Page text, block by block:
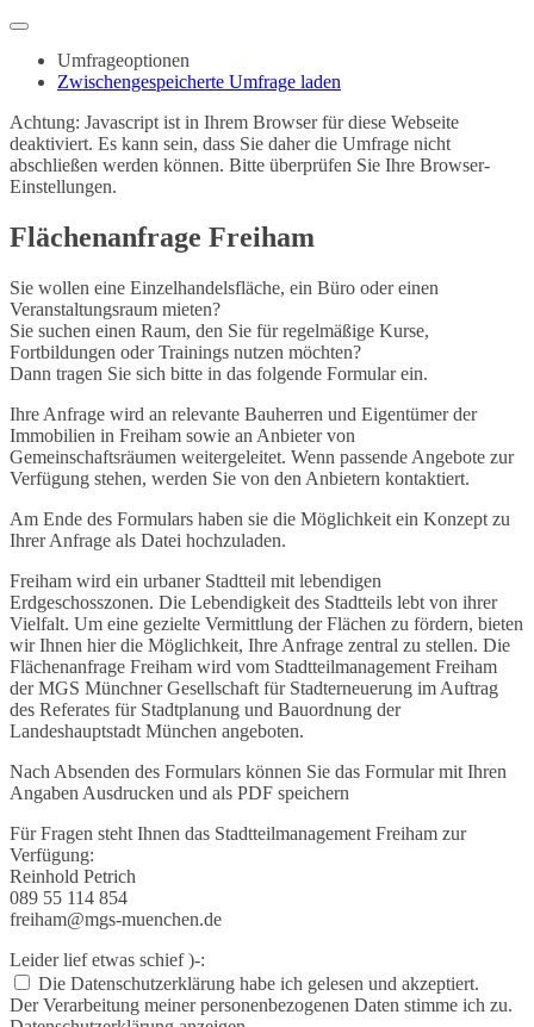
Umfrageoptionen
Zwischengespeicherte Umfrage laden
Achtung: Javascript ist in Ihrem Browser für diese Webseite
deaktiviert. Es kann sein, dass Sie daher die Umfrage nicht
abschließen werden können. Bitte überprüfen Sie Ihre Browser-
Einstellungen.
Flächenanfrage Freiham
Sie wollen eine Einzelhandelsfläche, ein Büro oder einen
Veranstaltungsraum mieten?
Sie suchen einen Raum, den Sie für regelmäßige Kurse,
Fortbildungen oder Trainings nutzen möchten?
Dann tragen Sie sich bitte in das folgende Formular ein.
Ihre Anfrage wird an relevante Bauherren und Eigentümer der
Immobilien in Freiham sowie an Anbieter von
Gemeinschaftsräumen weitergeleitet. Wenn passende Angebote zur
Verfügung stehen, werden Sie von den Anbietern kontaktiert.
Am Ende des Formulars haben sie die Möglichkeit ein Konzept zu
Ihrer Anfrage als Datei hochzuladen.
Freiham wird ein urbaner Stadtteil mit lebendigen
Erdgeschosszonen. Die Lebendigkeit des Stadtteils lebt von ihrer
Vielfalt. Um eine gezielte Vermittlung der Flächen zu fördern, bieten
wir Ihnen hier die Möglichkeit, Ihre Anfrage zentral zu stellen. Die
Flächenanfrage Freiham wird vom Stadtteilmanagement Freiham
der MGS Münchner Gesellschaft für Stadterneuerung im Auftrag
des Referates für Stadtplanung und Bauordnung der
Landeshauptstadt München angeboten.
Nach Absenden des Formulars können Sie das Formular mit Ihren
Angaben Ausdrucken und als PDF speichern
Für Fragen steht Ihnen das Stadtteilmanagement Freiham zur
Verfügung:
Reinhold Petrich
089 55 114 854
freiham@mgs-muenchen.de
Leider lief etwas schief )-:
Die Datenschutzerklärung habe ich gelesen und akzeptiert.
Der Verarbeitung meiner personenbezogenen Daten stimme ich zu.